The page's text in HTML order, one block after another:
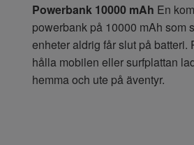
Powerbank 10000 mAh En
powerbank på 10000 mAh som
enheter aldrig får slut på batteri.
hålla mobilen eller surfplattan
hemma och ute på äventyr.